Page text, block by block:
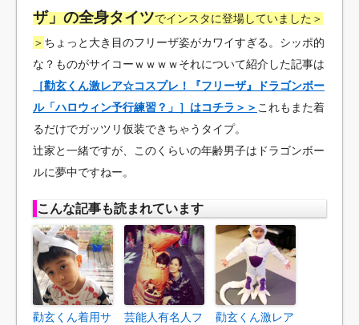
ザ」の全身タイツでインスタに登場していました＞
＞ ちょっと大き目のフリーザ姿がカワイすぎる。シッポ的
な？ものがサイコーｗｗｗｗそれについて紹介した記事は
［勸玄くん激レア☆コスプレ！『フリーザ』ドラゴンボー
ル「ハロウィン予行練習？」］はコチラ＞＞ これもまた着
るだけでガッツリ仮装できちゃうタイプ。
辻家と一緒ですが、このくらいの年齢男子はドラゴンボー
ルに夢中ですねー。
こんな記事も読まれています
勸玄くん着用サ
芸能人有名人フ
勸玄くん激レア